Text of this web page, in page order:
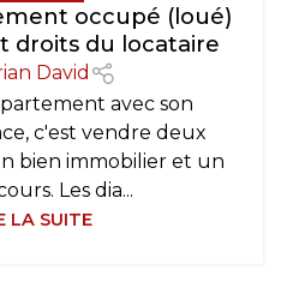
occupé (loué)
droits du locataire
David
avec son
c'est vendre deux
bien immobilier et un
Les dia...
LA SUITE